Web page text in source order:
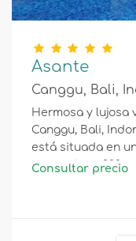
Asante
Canggu, Bali,
Hermosa y lujosa
Canggu, Bali,
está situada en
encuentra a 200 m
Consultar precio